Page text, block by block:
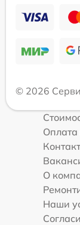
© 2026
Оплата
О
Наши